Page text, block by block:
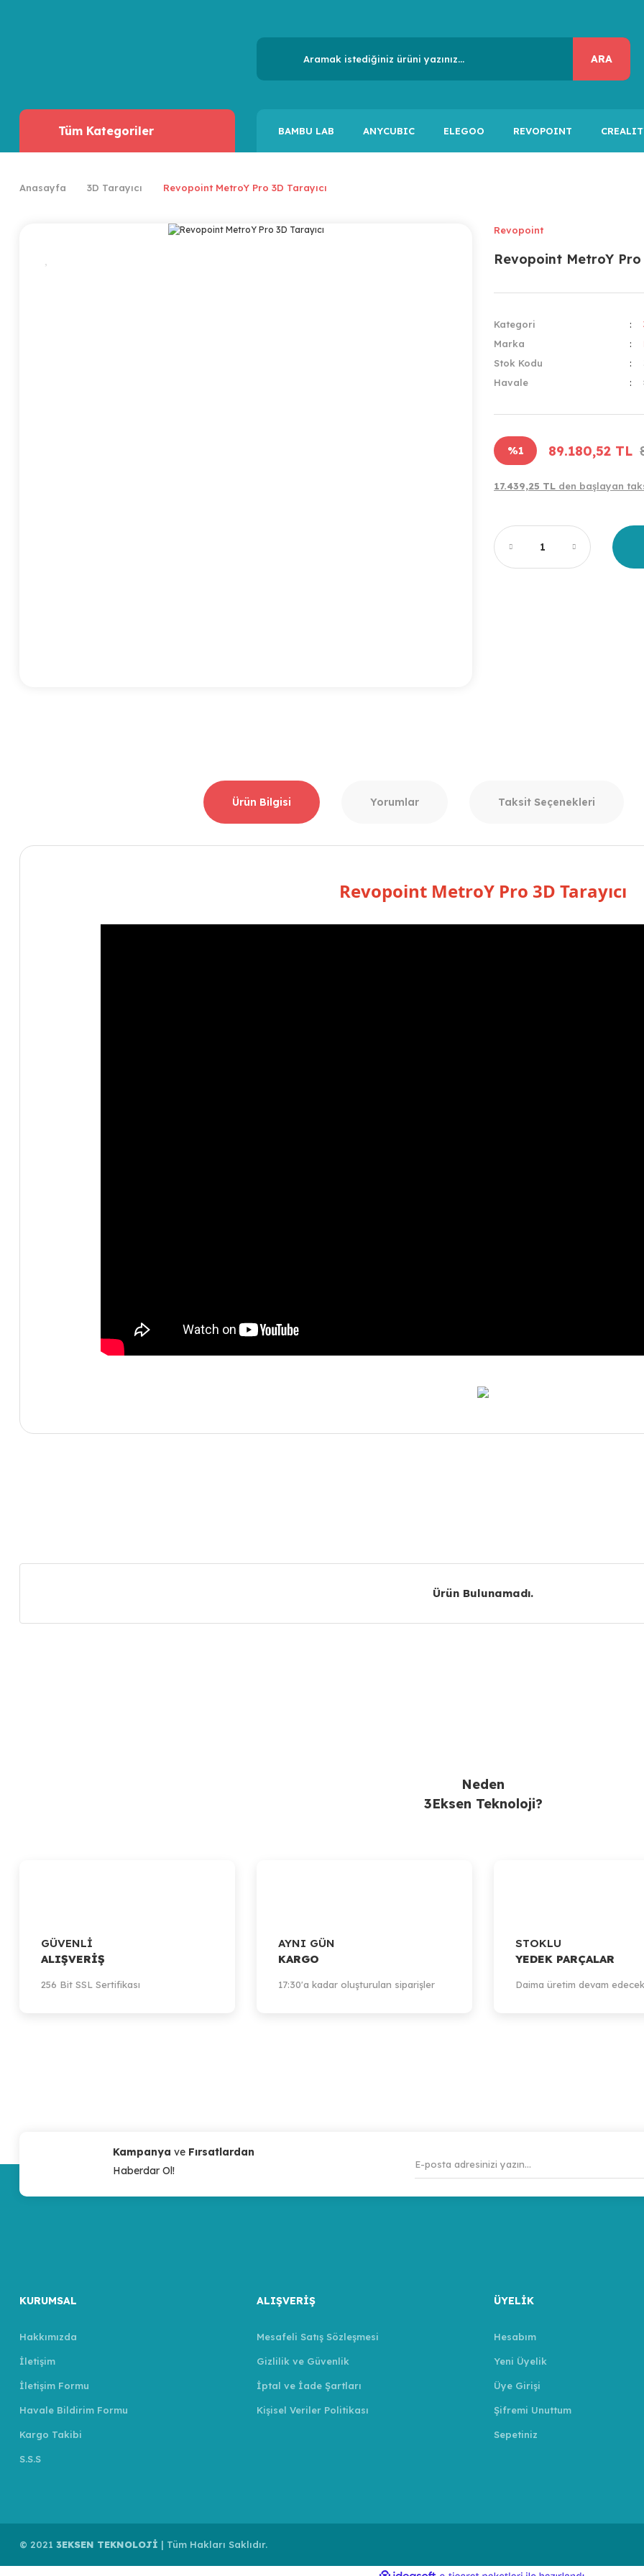
ARA
Tüm Kategoriler BAMBU LAB ANYCUBIC ELEGOO REVOPOINT
Anasayfa 3D Tarayıcı Revopoint MetroY Pro 3D Tarayıcı
Revopoint
Revopoint MetroY Pro
Kategori
Marka
Stok Kodu
Havale
%1 89.180,52 TL
17.439,25 TL den başlayan
Ürün Bilgisi Yorumlar Taksit Seçenekleri
Revopoint MetroY Pro 3D Tarayıcı
Ürün bilgilerinde hatalar bulunuyor.
Ürün Bulunamadı.
Neden
3Eksen Teknoloji?
GÜVENLİ
ALIŞVERİŞ
256 Bit SSL Sertifikası
AYNI GÜN
KARGO
17:30'a kadar oluşturulan siparişler
STOKLU
YEDEK PARÇALAR
Daima üretim devam
Kampanya ve Fırsatlardan
Haberdar Ol!
KURUMSAL
Hakkımızda
İletişim
İletişim Formu
Havale Bildirim Formu
Kargo Takibi
S.S.S
ALIŞVERİŞ
Mesafeli Satış Sözleşmesi
Gizlilik ve Güvenlik
İptal ve İade Şartları
Kişisel Veriler Politikası
ÜYELİK
Hesabım
Yeni Üyelik
Üye Girişi
Şifremi Unuttum
Sepetiniz
© 2021 3EKSEN TEKNOLOJİ | Tüm Hakları Saklıdır.